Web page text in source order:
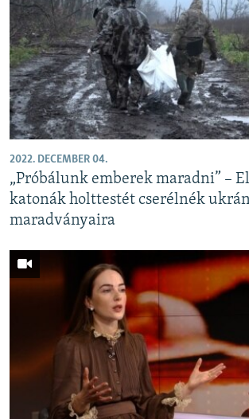
2022. DECEMBER 04.
„Próbálunk emberek maradni” –
katonák holttestét cserélnék
maradványaira